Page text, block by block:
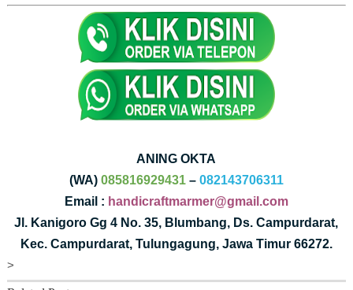
ANING OKTA
(WA) 085816929431– 082143706311
Email : handicraftmarmer@gmail.com
Jl. Kanigoro Gg 4 No. 35, Blumbang, Ds. Campurdarat,
Kec. Campurdarat, Tulungagung, Jawa Timur 66272.
>